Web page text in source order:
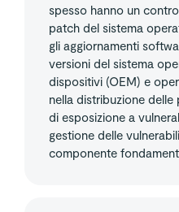
spesso hanno un
patch del sistema
gli aggiornamenti
versioni del sistema
dispositivi (OEM) e
nella distribuzione
di esposizione a
gestione delle
componente